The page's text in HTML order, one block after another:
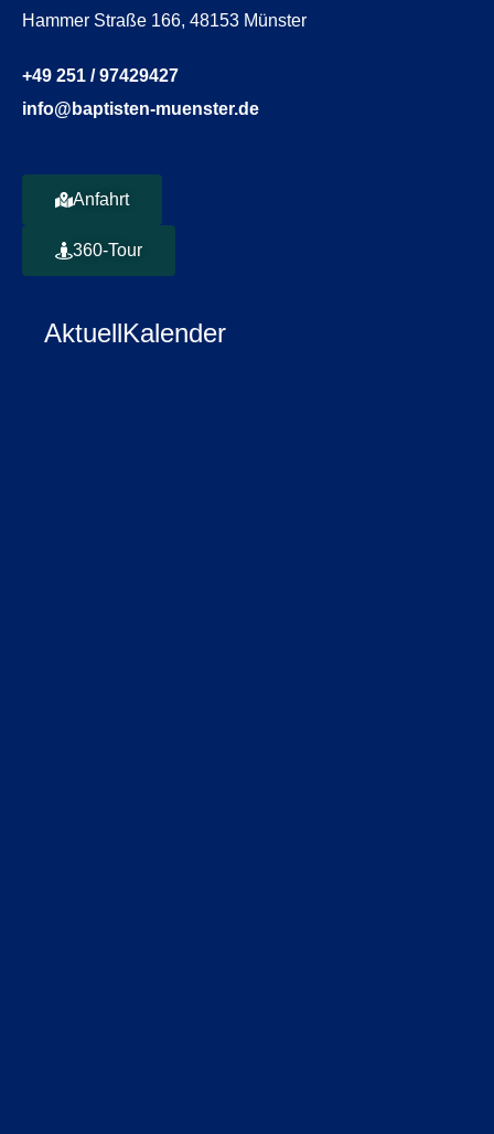
Hammer Straße 166, 48153 Münster
+49 251 / 97429427
info@baptisten-muenster.de
Anfahrt
360-Tour
AktuellKalender